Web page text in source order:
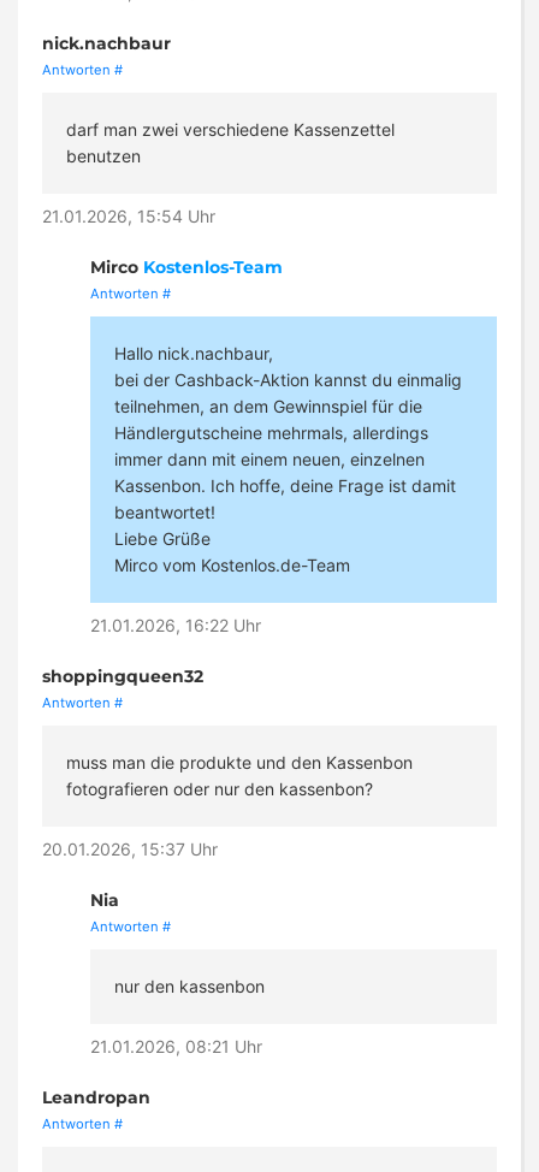
nick.nachbaur
Antworten #
darf man zwei verschiedene Kassenzettel
benutzen
21.01.2026, 15:54 Uhr
Mirco Kostenlos-Team
Antworten #
Hallo nick.nachbaur,
bei der Cashback-Aktion kannst du einmalig
teilnehmen, an dem Gewinnspiel für die
Händlergutscheine mehrmals, allerdings
immer dann mit einem neuen, einzelnen
Kassenbon. Ich hoffe, deine Frage ist damit
beantwortet!
Liebe Grüße
Mirco vom Kostenlos.de-Team
21.01.2026, 16:22 Uhr
shoppingqueen32
Antworten #
muss man die produkte und den Kassenbon
fotografieren oder nur den kassenbon?
20.01.2026, 15:37 Uhr
Nia
Antworten #
nur den kassenbon
21.01.2026, 08:21 Uhr
Leandropan
Antworten #